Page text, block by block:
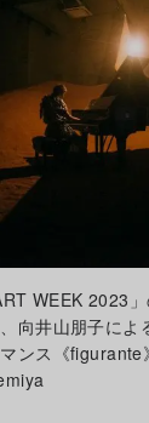
WEEK 2023
向井山朋子によ
ンス《